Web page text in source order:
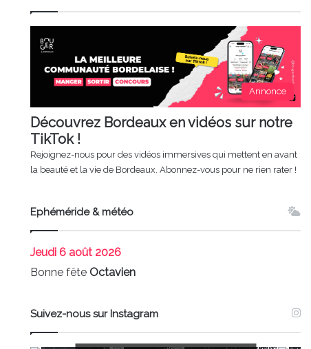
Annonce
Découvrez Bordeaux en vidéos sur notre
TikTok !
Rejoignez-nous pour des vidéos immersives qui mettent en avant
la beauté et la vie de Bordeaux. Abonnez-vous pour ne rien rater !
Ephéméride & météo
Jeudi 6 août 2026
Bonne fête Octavien
Suivez-nous sur Instagram